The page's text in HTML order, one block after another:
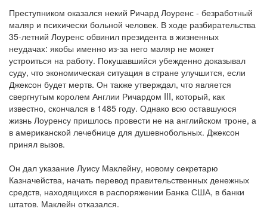
Преступником оказался некий Ричард Лоуренс - безработный
маляр и психически больной человек. В ходе разбирательства
35-летний Лоуренс обвинил президента в жизненных
неудачах: якобы именно из-за него маляр не может
устроиться на работу. Покушавшийся убежденно доказывал
суду, что экономическая ситуация в стране улучшится, если
Джексон будет мертв. Он также утверждал, что является
свергнутым королем Англии Ричардом III, который, как
известно, скончался в 1485 году. Однако всю оставшуюся
жизнь Лоуренсу пришлось провести не на английском троне, а
в американской лечебнице для душевнобольных. Джексон
принял вызов.
Он дал указание Луису Маклейну, новому секретарю
Казначейства, начать перевод правительственных денежных
средств, находящихся в распоряжении Банка США, в банки
штатов. Маклейн отказался.